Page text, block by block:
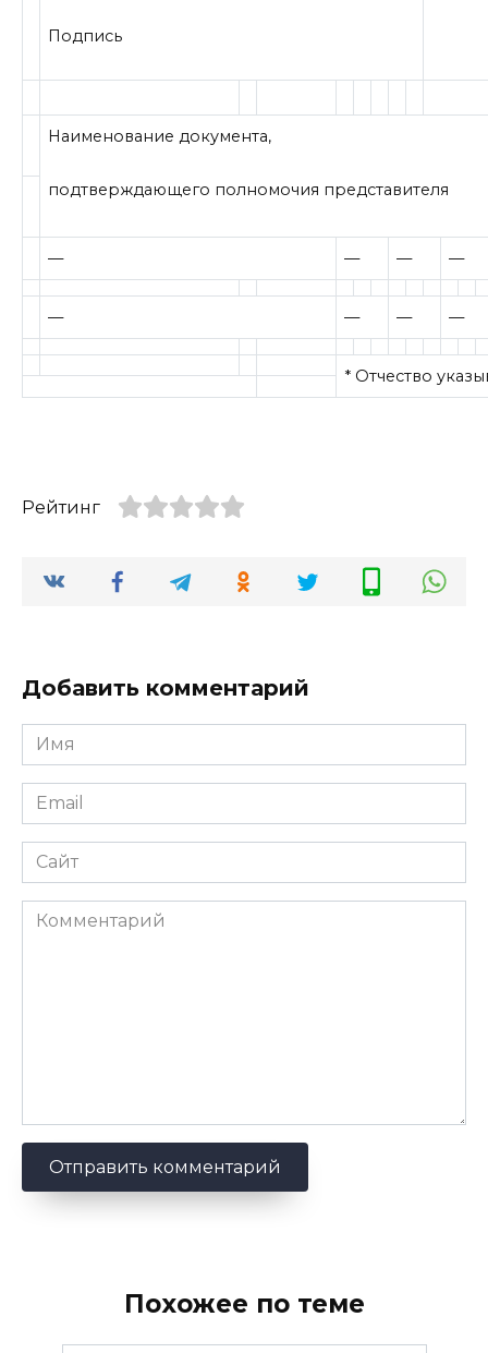
Подпись
Наименование документа,
подтверждающего полномочия представителя
— — — —
— — — —
* Отчество
Рейтинг
Добавить комментарий
Имя
*
Email
*
Сайт
Комментарий
Похожее по теме